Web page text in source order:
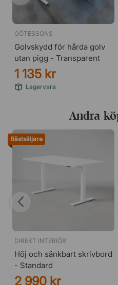
GÖTESSONS
Golvskydd för hårda golv
utan pigg - Transparent
1 135 kr
Lagervara
Andra
Bästsäljare
DIREKT INTERIÖR
Höj och sänkbart skrivbord
- Standard
2 990 kr